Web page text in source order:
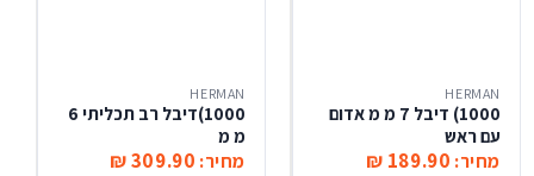
HERMAN
1000) דיבל 7 מ מ אדום
עם ראש
מחיר: 189.90 ₪
HERMAN
1000)דיבל רב תכליתי 6
מ מ
מחיר: 309.90 ₪